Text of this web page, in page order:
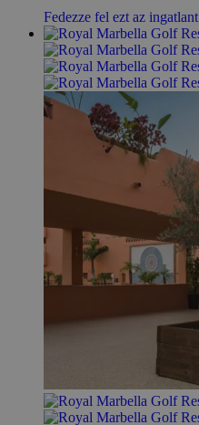
Fedezze fel ezt az ingatlant